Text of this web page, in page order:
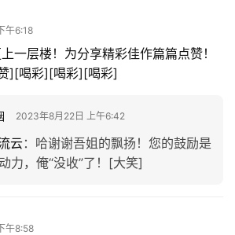
午6:18
一层楼！为分享精彩佳作篇篇点赞！
][喝彩][喝彩][喝彩]
2023年8月22日 上午6:42
云： 哈谢谢吾姐的飘扬！您的鼓励是
力，俺“没收”了！[大笑]
午8:58